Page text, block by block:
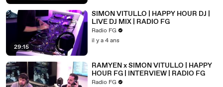
29:15
SIMON VITULLO | HAPPY HOUR DJ |
LIVE DJ MIX | RADIO FG
Radio FG
il y a 4 ans
RAMYEN x SIMON VITULLO | HAPPY
HOUR FG | INTERVIEW | RADIO FG
Radio FG